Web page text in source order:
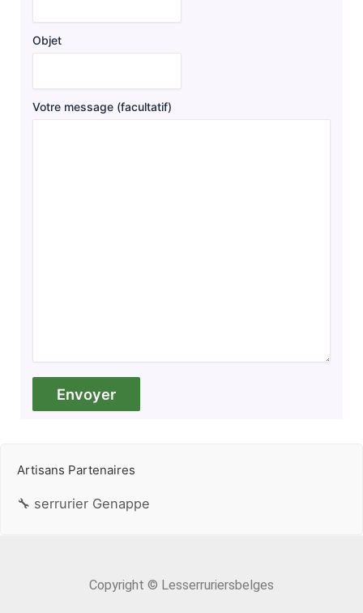
Objet
Votre message (facultatif)
Artisans Partenaires
🔧 serrurier Genappe
Copyright © Lesserruriersbelges